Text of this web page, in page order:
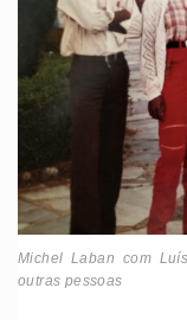
Michel Laban com
outras pessoas